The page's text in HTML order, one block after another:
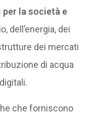
la società e
dell’energia, dei
dei mercati
di acqua
che forniscono